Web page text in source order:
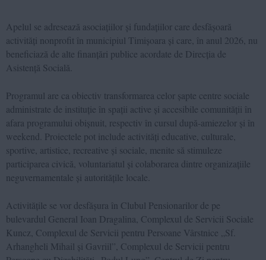
Apelul se adresează asociațiilor și fundațiilor care desfășoară
activități nonprofit în municipiul Timișoara și care, în anul 2026, nu
beneficiază de alte finanțări publice acordate de Direcția de
Asistență Socială.
Programul are ca obiectiv transformarea celor șapte centre sociale
administrate de instituție în spații active și accesibile comunității în
afara programului obișnuit, respectiv în cursul după-amiezelor și în
weekend. Proiectele pot include activități educative, culturale,
sportive, artistice, recreative și sociale, menite să stimuleze
participarea civică, voluntariatul și colaborarea dintre organizațiile
neguvernamentale și autoritățile locale.
Activitățile se vor desfășura în Clubul Pensionarilor de pe
bulevardul General Ioan Dragalina, Complexul de Servicii Sociale
Kuncz, Complexul de Servicii pentru Persoane Vârstnice „Sf.
Arhangheli Mihail și Gavriil”, Complexul de Servicii pentru